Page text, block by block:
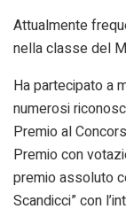
Attualmente
nella classe del
Ha partecipato a
numerosi
Premio al
Premio con
premio assoluto
Scandicci” con